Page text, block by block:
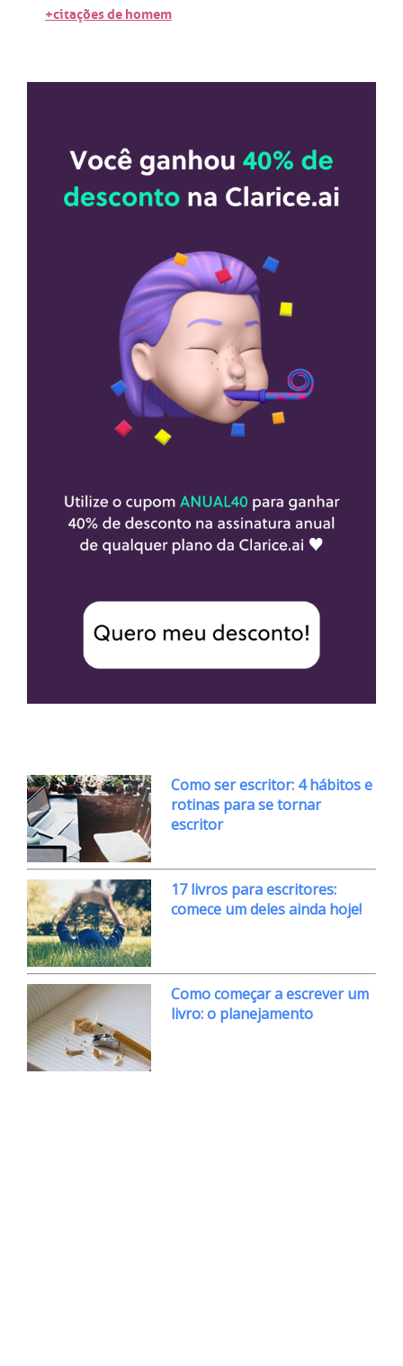
+citações de homem
Como ser escritor: 4 hábitos e
rotinas para se tornar
escritor
17 livros para escritores:
comece um deles ainda hoje!
Como começar a escrever um
livro: o planejamento